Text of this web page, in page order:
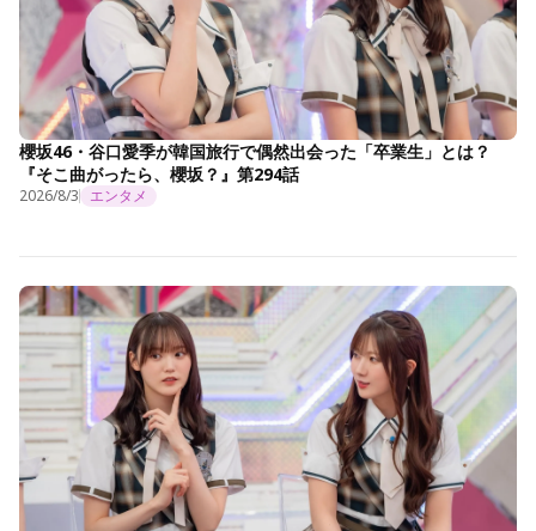
櫻坂46・谷口愛季が韓国旅行で偶然出会った「卒業生」とは？
『そこ曲がったら、櫻坂？』第294話
2026/8/3 エンタメ